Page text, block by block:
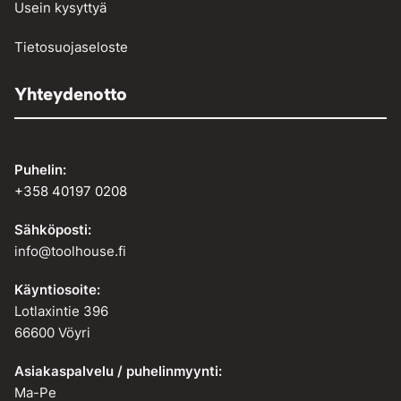
Usein kysyttyä
Tietosuojaseloste
Yhteydenotto
Puhelin:
+358 40197 0208
Sähköposti:
info@toolhouse.fi
Käyntiosoite:
Lotlaxintie 396
66600 Vöyri
Asiakaspalvelu / puhelinmyynti:
Ma-Pe